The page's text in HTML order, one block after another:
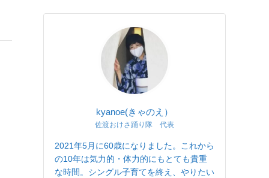
kyanoe(きゃのえ）
佐渡おけさ踊り隊 代表
2021年5月に60歳になりました。これから
の10年は気力的・体力的にもとても貴重
な時間。シングル子育てを終え、やりたい